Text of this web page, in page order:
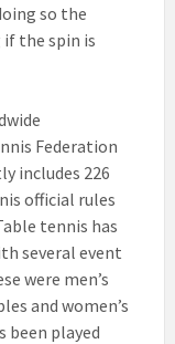
so the
the spin is
Federation
includes 226
official rules
tennis has
several event
were men’s
and women’s
been played